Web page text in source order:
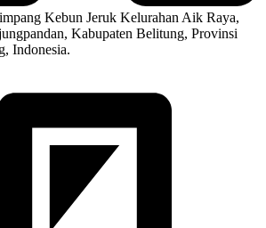
Kebun Jeruk Kelurahan Aik Raya,
Kabupaten Belitung, Provinsi
Indonesia.